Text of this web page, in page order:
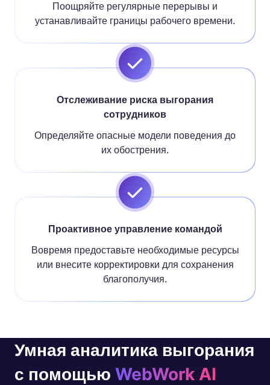
Поощряйте регулярные перерывы и
устанавливайте границы рабочего времени.
Отслеживание риска выгорания
сотрудников
Определяйте опасные модели поведения до
их обострения.
Проактивное управление командой
Вовремя предоставьте необходимые ресурсы
или внесите корректировки для сохранения
благополучия.
Умная аналитика выгорания
с помощью WebWork AI